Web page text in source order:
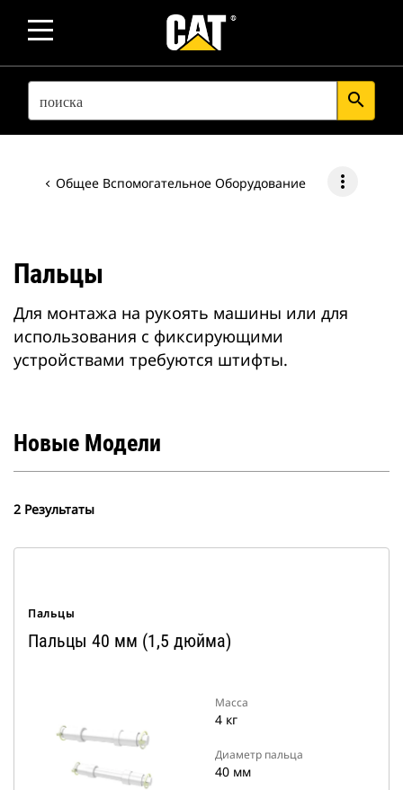
SEARCH search
Общее Вспомогательное Оборудование more_vert
Пальцы
Для монтажа на рукоять машины или для
использования с фиксирующими
устройствами требуются штифты.
Новые Модели
2 Результаты
Пальцы
Пальцы 40 мм (1,5 дюйма)
Масса
4 кг
Диаметр пальца
40 мм